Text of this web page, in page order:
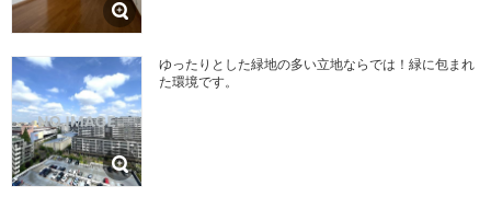
ゆったりとした緑地の多い立地ならでは！緑に包まれ
た環境です。